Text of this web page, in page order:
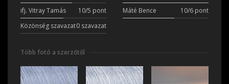
ifj. Vitray Tamás
10/5 pont Máté Bence
10/6 pont
Közönség szavazat0 szavazat
Több fotó a szerzőtől